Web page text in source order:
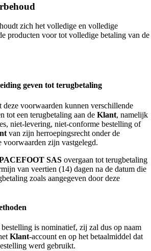
zich het volledige en volledige
producten voor tot volledige betaling van de
geven tot terugbetaling
deze voorwaarden kunnen verschillende
tot een terugbetaling aan de Klant, namelijk
niet-levering, niet-conforme bestelling of
van zijn herroepingsrecht onder de
voorwaarden zijn vastgelegd.
SAS overgaan tot terugbetaling
van veertien (14) dagen na de datum die
zoals aangegeven door deze
is nominatief, zij zal dus op naam
Klant-account en op het betaalmiddel dat
werd gebruikt.